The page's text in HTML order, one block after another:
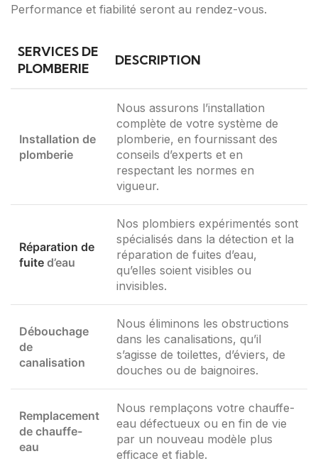
Performance et fiabilité seront au rendez-vous.
SERVICES DE
PLOMBERIE
DESCRIPTION
Installation de
plomberie
Nous assurons l’installation
complète de votre système de
plomberie, en fournissant des
conseils d’experts et en
respectant les normes en
vigueur.
Réparation de
fuite d’eau
Nos plombiers expérimentés sont
spécialisés dans la détection et la
réparation de fuites d’eau,
qu’elles soient visibles ou
invisibles.
Débouchage
de
canalisation
Nous éliminons les obstructions
dans les canalisations, qu’il
s’agisse de toilettes, d’éviers, de
douches ou de baignoires.
Remplacement
de chauffe-
eau
Nous remplaçons votre chauffe-
eau défectueux ou en fin de vie
par un nouveau modèle plus
efficace et fiable.